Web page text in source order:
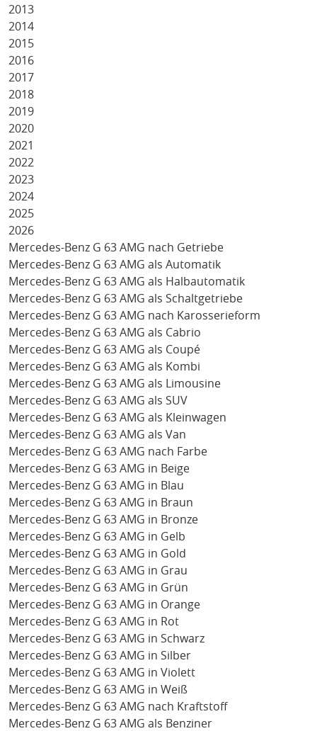
2013
2014
2015
2016
2017
2018
2019
2020
2021
2022
2023
2024
2025
2026
Mercedes-Benz G 63 AMG nach Getriebe
Mercedes-Benz G 63 AMG als Automatik
Mercedes-Benz G 63 AMG als Halbautomatik
Mercedes-Benz G 63 AMG als Schaltgetriebe
Mercedes-Benz G 63 AMG nach Karosserieform
Mercedes-Benz G 63 AMG als Cabrio
Mercedes-Benz G 63 AMG als Coupé
Mercedes-Benz G 63 AMG als Kombi
Mercedes-Benz G 63 AMG als Limousine
Mercedes-Benz G 63 AMG als SUV
Mercedes-Benz G 63 AMG als Kleinwagen
Mercedes-Benz G 63 AMG als Van
Mercedes-Benz G 63 AMG nach Farbe
Mercedes-Benz G 63 AMG in Beige
Mercedes-Benz G 63 AMG in Blau
Mercedes-Benz G 63 AMG in Braun
Mercedes-Benz G 63 AMG in Bronze
Mercedes-Benz G 63 AMG in Gelb
Mercedes-Benz G 63 AMG in Gold
Mercedes-Benz G 63 AMG in Grau
Mercedes-Benz G 63 AMG in Grün
Mercedes-Benz G 63 AMG in Orange
Mercedes-Benz G 63 AMG in Rot
Mercedes-Benz G 63 AMG in Schwarz
Mercedes-Benz G 63 AMG in Silber
Mercedes-Benz G 63 AMG in Violett
Mercedes-Benz G 63 AMG in Weiß
Mercedes-Benz G 63 AMG nach Kraftstoff
Mercedes-Benz G 63 AMG als Benziner